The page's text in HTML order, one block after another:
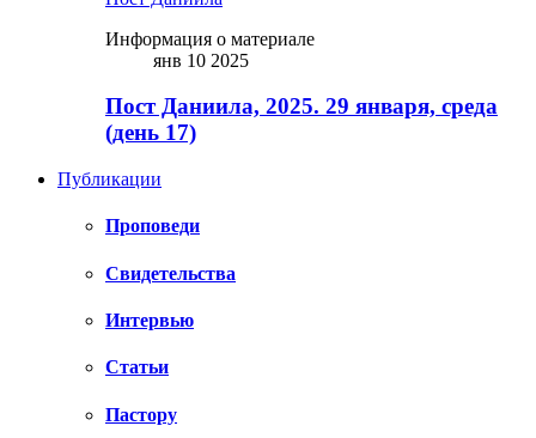
Информация о материале
янв 10 2025
Пост Даниила, 2025. 29 января, среда
(день 17)
Публикации
Проповеди
Свидетельства
Интервью
Статьи
Пастору